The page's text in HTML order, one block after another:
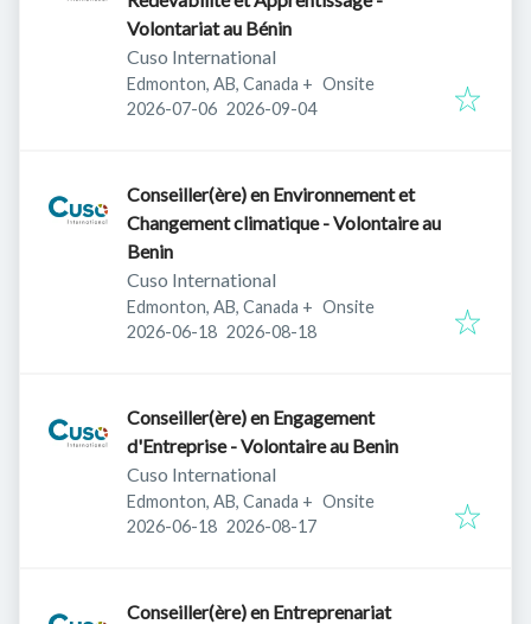
Volontariat au Bénin
Cuso International
Edmonton, AB, Canada + Onsite
Published:
2026-07-06 Expires:
2026-09-04
Conseiller(ère) en Environnement et
Changement climatique - Volontaire au
Benin
Cuso International
Edmonton, AB, Canada + Onsite
Published:
2026-06-18 Expires:
2026-08-18
Conseiller(ère) en Engagement
d'Entreprise - Volontaire au Benin
Cuso International
Edmonton, AB, Canada + Onsite
Published:
2026-06-18 Expires:
2026-08-17
Conseiller(ère) en Entreprenariat